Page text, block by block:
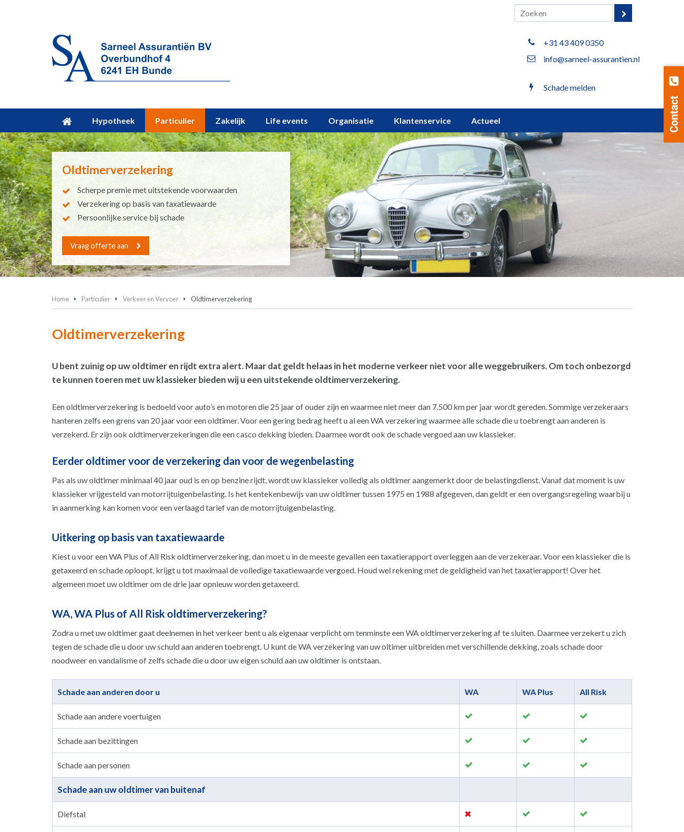
+31 43 409 0350
info@sarneel-assurantien.nl
Schade melden
Hypotheek Particulier Zakelijk Life events Organisatie Klantenservice Actueel
Oldtimerverzekering
Scherpe premie met uitstekende voorwaarden
Verzekering op basis van taxatiewaarde
Persoonlijke service bij schade
Vraag offerte aan
Home Particulier Verkeer en Vervoer Oldtimerverzekering
Oldtimerverzekering
U bent zuinig op uw oldtimer en rijdt extra alert. Maar dat geldt helaas in het moderne verkeer niet voor alle weggebruikers. Om toch onbezorgd
te kunnen toeren met uw klassieker bieden wij u een uitstekende oldtimerverzekering.
Een oldtimerverzekering is bedoeld voor auto’s en motoren die 25 jaar of ouder zijn en waarmee niet meer dan 7.500 km per jaar wordt gereden. Sommige verzekeraars
hanteren zelfs een grens van 20 jaar voor een oldtimer. Voor een gering bedrag heeft u al een WA verzekering waarmee alle schade die u toebrengt aan anderen is
verzekerd. Er zijn ook oldtimerverzekeringen die een casco dekking bieden. Daarmee wordt ook de schade vergoed aan uw klassieker.
Eerder oldtimer voor de verzekering dan voor de wegenbelasting
Pas als uw oldtimer minimaal 40 jaar oud is en op benzine rijdt, wordt uw klassieker volledig als oldtimer aangemerkt door de belastingdienst. Vanaf dat moment is uw
klassieker vrijgesteld van motorrijtuigenbelasting. Is het kentekenbewijs van uw oldtimer tussen 1975 en 1988 afgegeven, dan geldt er een overgangsregeling waarbij u
in aanmerking kan komen voor een verlaagd tarief van de motorrijtuigenbelasting.
Uitkering op basis van taxatiewaarde
Kiest u voor een WA Plus of All Risk oldtimerverzekering, dan moet u in de meeste gevallen een taxatierapport overleggen aan de verzekeraar. Voor een klassieker die is
getaxeerd en schade oploopt, krijgt u tot maximaal de volledige taxatiewaarde vergoed. Houd wel rekening met de geldigheid van het taxatierapport! Over het
algemeen moet uw oldtimer om de drie jaar opnieuw worden getaxeerd.
WA, WA Plus of All Risk oldtimerverzekering?
Zodra u met uw oldtimer gaat deelnemen in het verkeer bent u als eigenaar verplicht om tenminste een WA oldtimerverzekering af te sluiten. Daarmee verzekert u zich
tegen de schade die u door uw schuld aan anderen toebrengt. U kunt de WA verzekering van uw oltimer uitbreiden met verschillende dekking, zoals schade door
noodweer en vandalisme of zelfs schade die u door uw eigen schuld aan uw oldtimer is ontstaan.
Schade aan anderen door u WA WA Plus All Risk
Schade aan andere voertuigen
Schade aan bezittingen
Schade aan personen
Schade aan uw oldtimer van buitenaf
Diefstal